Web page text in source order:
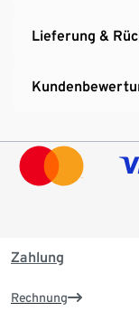
Lieferung &
Zahlung
Rechnung